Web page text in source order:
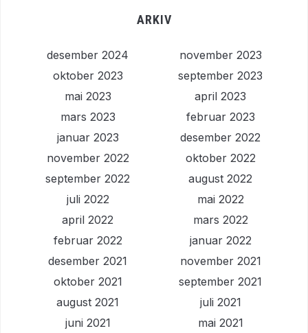
ARKIV
desember 2024
november 2023
oktober 2023
september 2023
mai 2023
april 2023
mars 2023
februar 2023
januar 2023
desember 2022
november 2022
oktober 2022
september 2022
august 2022
juli 2022
mai 2022
april 2022
mars 2022
februar 2022
januar 2022
desember 2021
november 2021
oktober 2021
september 2021
august 2021
juli 2021
juni 2021
mai 2021